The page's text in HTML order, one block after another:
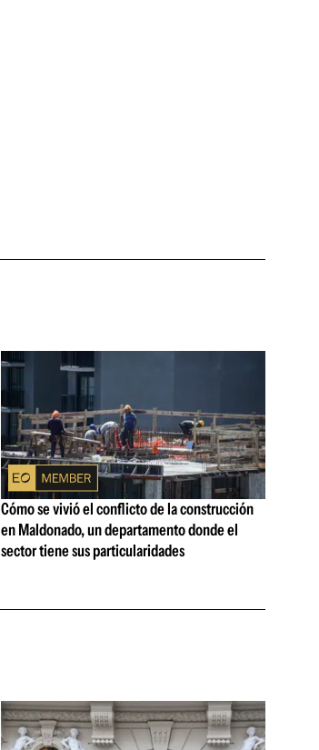
Cómo se vivió el conflicto de la construcción
en Maldonado, un departamento donde el
sector tiene sus particularidades